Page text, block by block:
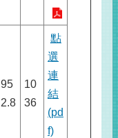
95
2.8
10
36
點
選
連
結
(pd
f)